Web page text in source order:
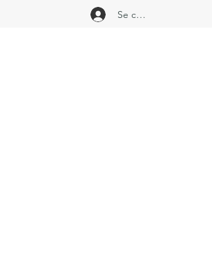
Se connecter